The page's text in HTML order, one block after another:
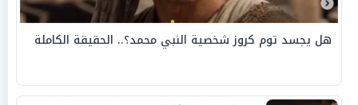
هل يجسد توم كروز شخصية النبي محمد؟.. الحقيقة الكاملة